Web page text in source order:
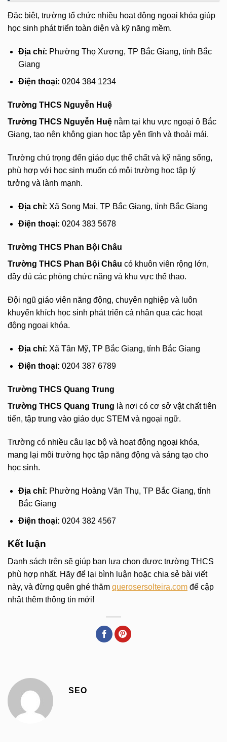
Đặc biệt, trường tổ chức nhiều hoạt động ngoại khóa giúp
học sinh phát triển toàn diện và kỹ năng mềm.
Địa chỉ: Phường Thọ Xương, TP Bắc Giang, tỉnh Bắc
Giang
Điện thoại: 0204 384 1234
Trường THCS Nguyễn Huệ
Trường THCS Nguyễn Huệ nằm tại khu vực ngoại ô Bắc
Giang, tạo nên không gian học tập yên tĩnh và thoải mái.
Trường chú trọng đến giáo dục thể chất và kỹ năng sống,
phù hợp với học sinh muốn có môi trường học tập lý
tưởng và lành mạnh.
Địa chỉ: Xã Song Mai, TP Bắc Giang, tỉnh Bắc Giang
Điện thoại: 0204 383 5678
Trường THCS Phan Bội Châu
Trường THCS Phan Bội Châu có khuôn viên rộng lớn,
đầy đủ các phòng chức năng và khu vực thể thao.
Đội ngũ giáo viên năng động, chuyên nghiệp và luôn
khuyến khích học sinh phát triển cá nhân qua các hoạt
động ngoại khóa.
Địa chỉ: Xã Tân Mỹ, TP Bắc Giang, tỉnh Bắc Giang
Điện thoại: 0204 387 6789
Trường THCS Quang Trung
Trường THCS Quang Trung là nơi có cơ sở vật chất tiên
tiến, tập trung vào giáo dục STEM và ngoại ngữ.
Trường có nhiều câu lạc bộ và hoạt động ngoại khóa,
mang lại môi trường học tập năng động và sáng tạo cho
học sinh.
Địa chỉ: Phường Hoàng Văn Thụ, TP Bắc Giang, tỉnh
Bắc Giang
Điện thoại: 0204 382 4567
Kết luận
Danh sách trên sẽ giúp bạn lựa chọn được trường THCS
phù hợp nhất. Hãy để lại bình luận hoặc chia sẻ bài viết
này, và đừng quên ghé thăm querosersolteira.com để cập
nhật thêm thông tin mới!
SEO